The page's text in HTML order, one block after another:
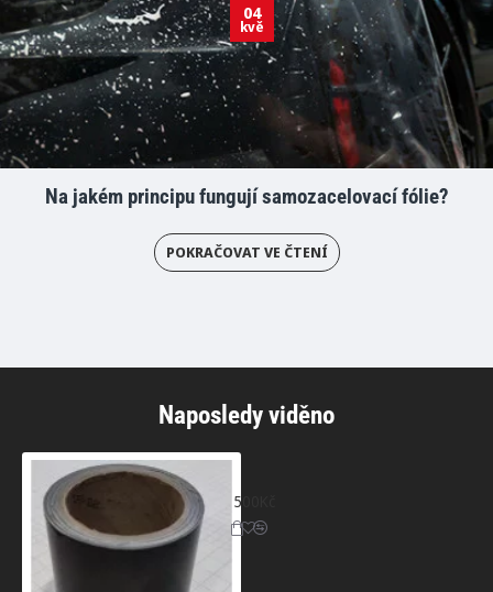
04
kvě
Na jakém principu fungují samozacelovací fólie?
POKRAČOVAT VE ČTENÍ
Naposledy viděno
500Kč